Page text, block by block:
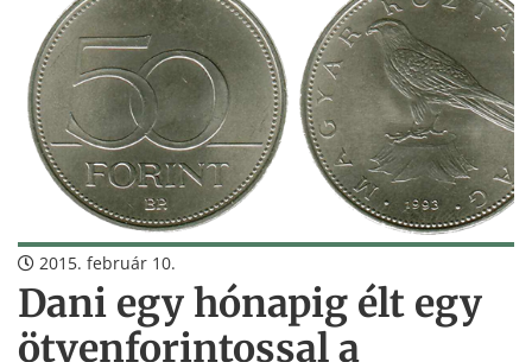
2015. február 10.
Dani egy hónapig élt egy
ötvenforintossal a